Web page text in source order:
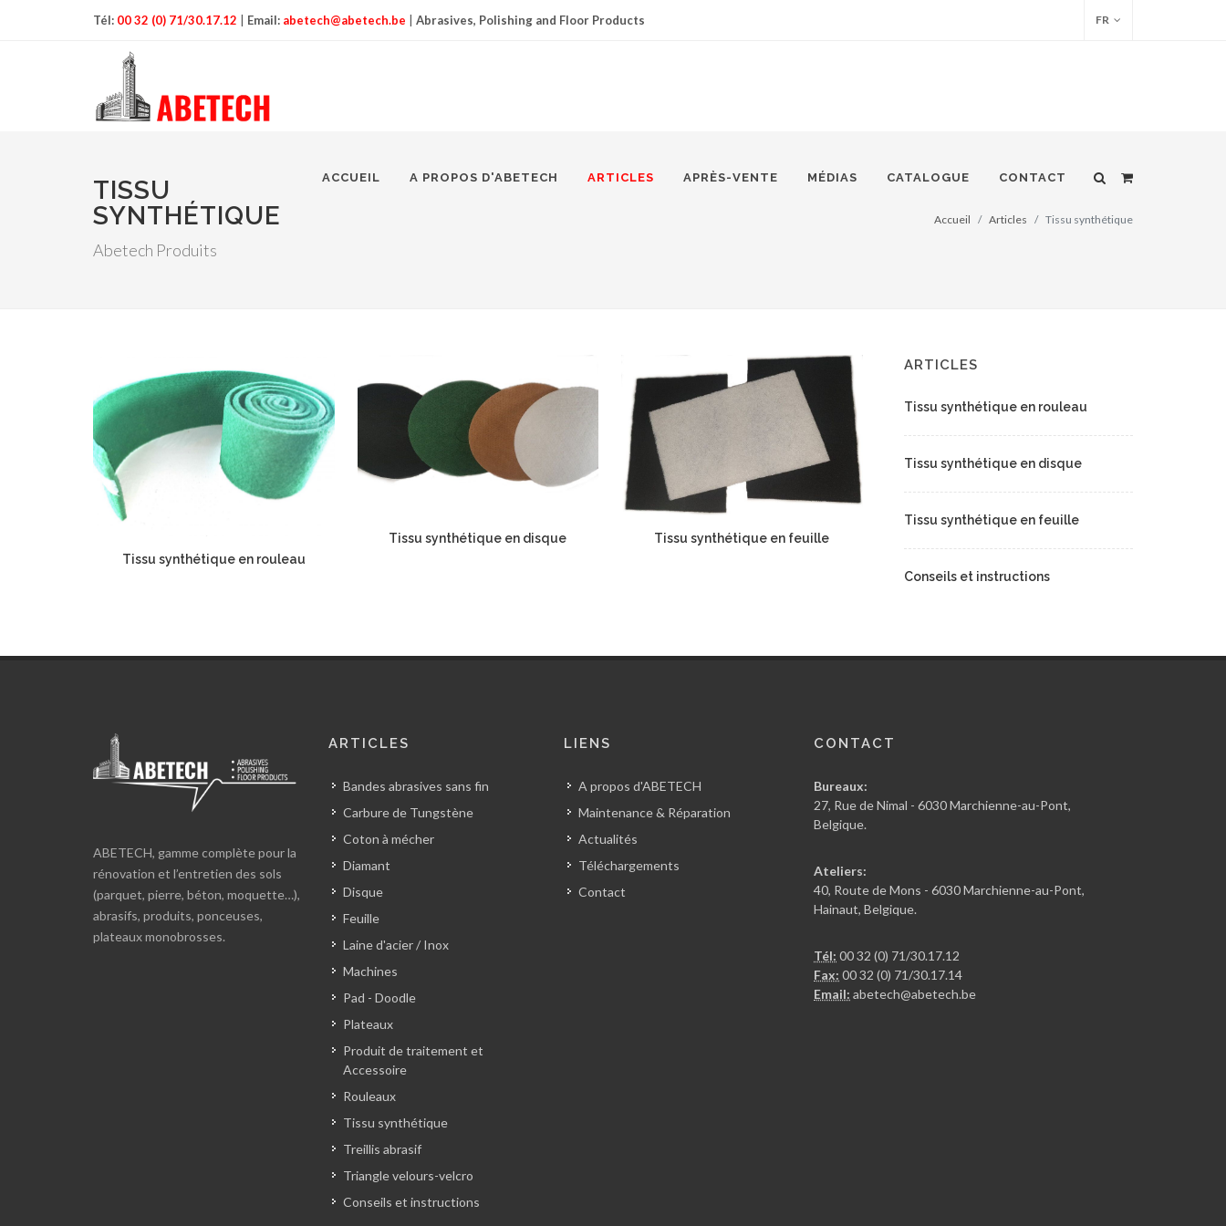
Tél: 00 32 (0) 71/30.17.12 Email: abetech@abetech.be Abrasives, Polishing and Floor Products FR
ACCUEIL A PROPOS D'ABETECH ARTICLES APRÈS-VENTE MÉDIAS CATALOGUE CONTACT
TISSU
SYNTHÉTIQUE
Abetech Produits
Accueil Articles Tissu synthétique
Tissu synthétique en rouleau
Tissu synthétique en disque Tissu synthétique en feuille
ARTICLES
Tissu synthétique en rouleau
Tissu synthétique en disque
Tissu synthétique en feuille
Conseils et instructions
ABETECH, gamme complète pour la
rénovation et l’entretien des sols
(parquet, pierre, béton, moquette…),
abrasifs, produits, ponceuses,
plateaux monobrosses.
ARTICLES
Bandes abrasives sans fin
Carbure de Tungstène
Coton à mécher
Diamant
Disque
Feuille
Laine d'acier / Inox
Machines
Pad - Doodle
Plateaux
Produit de traitement et
Accessoire
Rouleaux
Tissu synthétique
Treillis abrasif
Triangle velours-velcro
Conseils et instructions
LIENS
A propos d'ABETECH
Maintenance & Réparation
Actualités
Téléchargements
Contact
CONTACT
Bureaux:
27, Rue de Nimal - 6030 Marchienne-au-Pont,
Belgique.
Ateliers:
40, Route de Mons - 6030 Marchienne-au-Pont,
Hainaut, Belgique.
Tél: 00 32 (0) 71/30.17.12
Fax: 00 32 (0) 71/30.17.14
Email: abetech@abetech.be